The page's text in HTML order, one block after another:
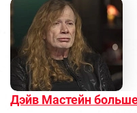
Дэйв Мастейн больше